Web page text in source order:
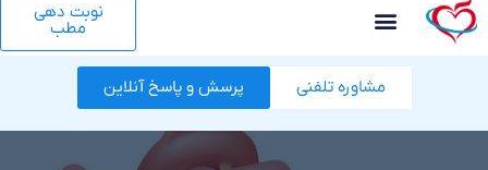
نوبت دهی
مطب
مشاوره تلفنی پرسش و پاسخ آنلاین